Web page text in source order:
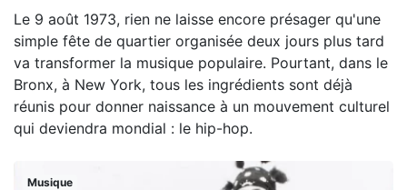
Le 9 août 1973, rien ne laisse encore présager qu'une
simple fête de quartier organisée deux jours plus tard
va transformer la musique populaire. Pourtant, dans le
Bronx, à New York, tous les ingrédients sont déjà
réunis pour donner naissance à un mouvement culturel
qui deviendra mondial : le hip-hop.
Musique